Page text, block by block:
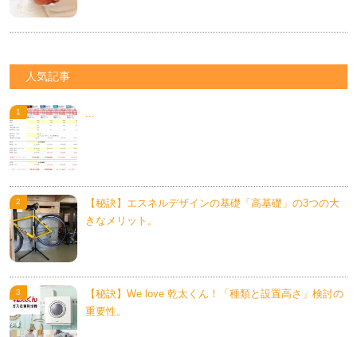
人気記事
【秘訣】エスネルデザインの基礎「高基礎」の3つの大
きなメリット。
【秘訣】We love 乾太くん！「種類と設置高さ」検討の
重要性。